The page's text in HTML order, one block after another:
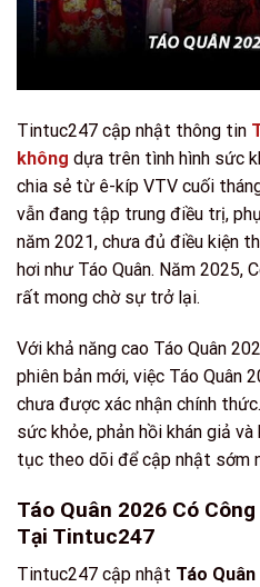
Tintuc247 cập nhật thông tin
không dựa trên tình hình sức
chia sẻ từ ê-kíp VTV cuối
vẫn đang tập trung điều trị,
năm 2021, chưa đủ điều kiện
hơi như Táo Quân. Năm 2025,
rất mong chờ sự trở lại.
Với khả năng cao Táo Quân
phiên bản mới, việc Táo Quân
chưa được xác nhận chính
sức khỏe, phản hồi khán giả và
tục theo dõi để cập nhật sớm
Táo Quân 2026 Có
Tại Tintuc247
Tintuc247 cập nhật Táo